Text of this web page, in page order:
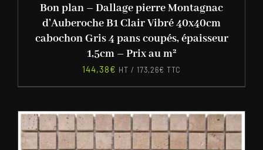
Bon plan – Dallage pierre Montagnac
d’Auberoche B1 Clair Vibré 40x40cm
cabochon Gris 4 pans coupés, épaisseur
1,5cm – Prix au m²
144,38€ HT / 173,26€ TTC